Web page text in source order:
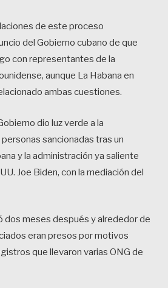
de este proceso
del Gobierno cubano de que
con representantes de la
aunque La Habana en
ambas cuestiones.
dio luz verde a la
sancionadas tras un
y la administración ya saliente
Joe Biden, con la mediación del
dos meses después y alrededor de
eran presos por motivos
que llevaron varias ONG de